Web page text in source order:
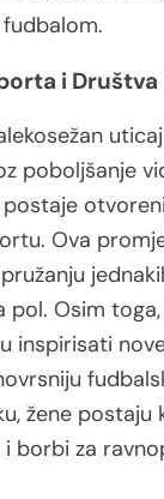
i Društva
poboljšanje
Ova
pol. Osim
inspirisati
žene postaju
borbi za